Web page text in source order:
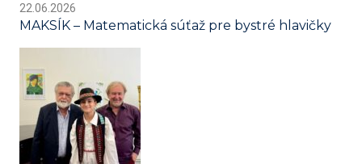
22.06.2026
MAKSÍK – Matematická súťaž pre bystré hlavičky